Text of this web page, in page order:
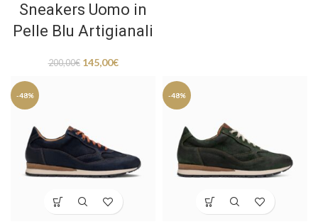
Sneakers Uomo in
Pelle Blu Artigianali
200,00€ 145,00€
-48% -48%